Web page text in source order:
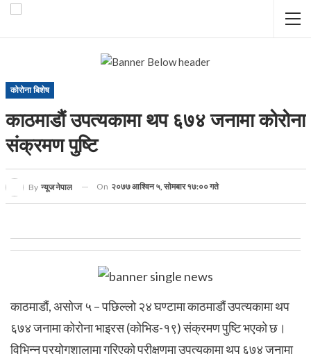
कोरोना बिशेष
काठमाडौं उपत्यकामा थप ६७४ जनामा कोरोना
संक्रमण पुष्टि
By न्यूज नेपाल On २०७७ आश्विन ५, सोमबार १७:०० गते
काठमाडौं, असोज ५ – पछिल्लो २४ घण्टामा काठमाडौं उपत्यकामा थप
६७४ जनामा कोरोना भाइरस (कोभिड-१९) संक्रमण पुष्टि भएको छ।
विभिन्न प्रयोगशालामा गरिएको परीक्षणमा उपत्यकामा थप ६७४ जनामा